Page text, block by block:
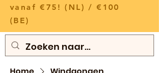
vanaf €75! (NL) / €100
(BE)